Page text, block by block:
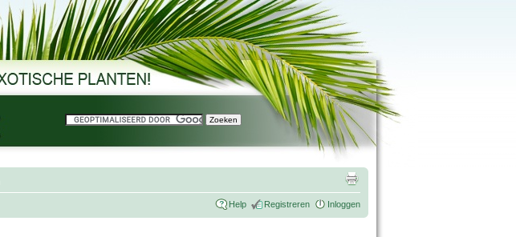
Help Registreren Inloggen